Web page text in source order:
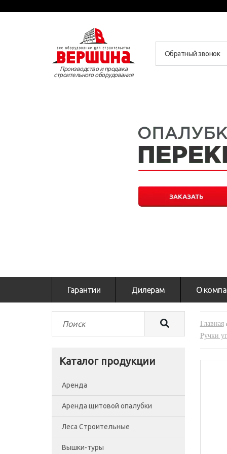
Производство и продажа
строительного оборудования
Обратный звонок
Гарантии Дилерам О
Каталог продукции
Аренда
Аренда щитовой опалубки
Леса Строительные
Леса рамные
Вышки-туры
Главная
Ручки